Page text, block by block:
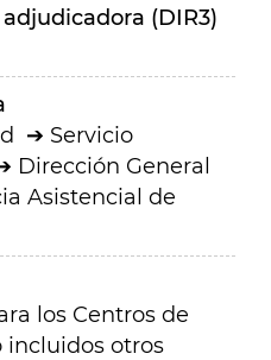
(DIR3)
Servicio
Dirección General
Asistencial de
los Centros de
otros